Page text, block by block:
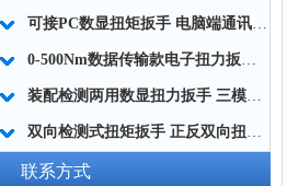
可接PC数显扭矩扳手 电脑端通讯力矩扳手 数据上传电脑电子扭力扳手厂家
0-500Nm数据传输款电子扭力扳手,信号输出追溯扭矩值的扭矩扳手
装配检测两用数显扭力扳手 三模式切换扭矩扳手 工业紧固测量力矩扳手品牌
双向检测式扭矩扳手 正反双向扭力测试检测扳手 正旋反旋力矩扳手厂家
联系方式